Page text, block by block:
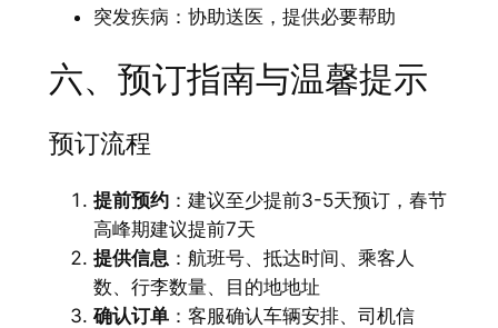
突发疾病：协助送医，提供必要帮助
六、预订指南与温馨提示
预订流程
提前预约：建议至少提前3-5天预订，春节
高峰期建议提前7天
提供信息 ：航班号、抵达时间、乘客人
数、行李数量、目的地地址
确认订单：客服确认车辆安排、司机信